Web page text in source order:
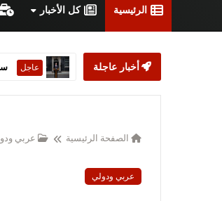
الرئيسية كل الأخبار
أخبار عاجلة عاجل
الصفحة الرئيسية عربي
عربي ودولي